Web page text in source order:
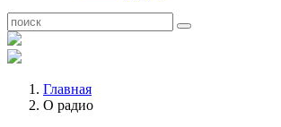
Главная
О радио